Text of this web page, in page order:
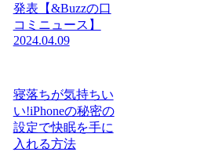
発表【&Buzzの口
コミニュース】
2024.04.09
寝落ちが気持ちい
い!iPhoneの秘密の
設定で快眠を手に
入れる方法